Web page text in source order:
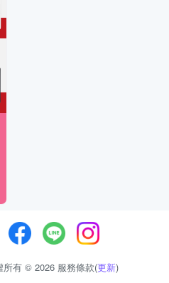
所有 © 2026 服務條款(更新)